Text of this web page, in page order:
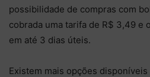
possibilidade de compras com
cobrada uma tarifa de R$ 3,49 e
em até 3 dias úteis.
Existem mais opções disponíveis